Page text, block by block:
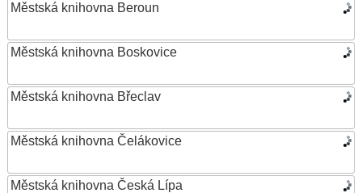
Městská knihovna Beroun
Městská knihovna Boskovice
Městská knihovna Břeclav
Městská knihovna Čelákovice
Městská knihovna Česká Lípa